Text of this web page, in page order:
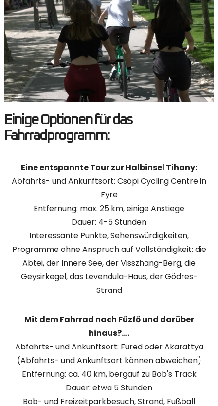
Einige Optionen für das
Fahrradprogramm:
Eine entspannte Tour zur Halbinsel Tihany:
Abfahrts- und Ankunftsort: Csöpi Cycling Centre in
Fyre
Entfernung: max. 25 km, einige Anstiege
Dauer: 4-5 Stunden
Interessante Punkte, Sehenswürdigkeiten,
Programme ohne Anspruch auf Vollständigkeit: die
Abtei, der Innere See, der Visszhang-Berg, die
Geysirkegel, das Levendula-Haus, der Gödres-
Strand
Mit dem Fahrrad nach Fűzfő und darüber
hinaus?....
Abfahrts- und Ankunftsort: Füred oder Akarattya
(Abfahrts- und Ankunftsort können abweichen)
Entfernung: ca. 40 km, bergauf zu Bob's Track
Dauer: etwa 5 Stunden
Bob- und Freizeitparkbesuch, Strand, Fußball